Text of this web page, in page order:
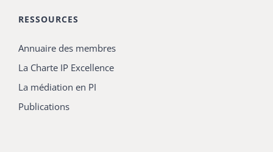
RESSOURCES
Annuaire des membres
La Charte IP Excellence
La médiation en PI
Publications